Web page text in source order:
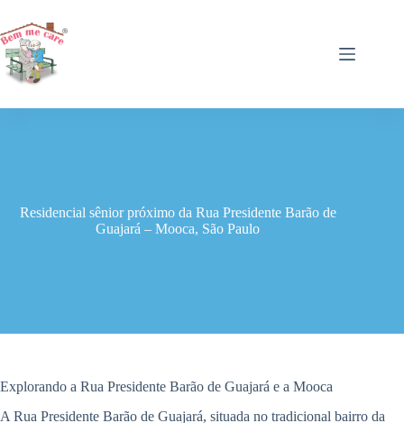
para
o
conteúdo
Residencial sênior próximo da Rua Presidente Barão de
Guajará – Mooca, São Paulo
Explorando a Rua Presidente Barão de Guajará e a Mooca
A Rua Presidente Barão de Guajará, situada no tradicional bairro da